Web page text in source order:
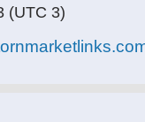
(UTC 3)